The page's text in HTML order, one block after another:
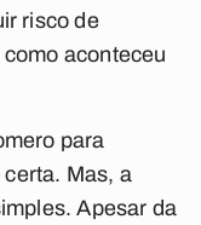
risco de
aconteceu
para
Mas, a
Apesar da